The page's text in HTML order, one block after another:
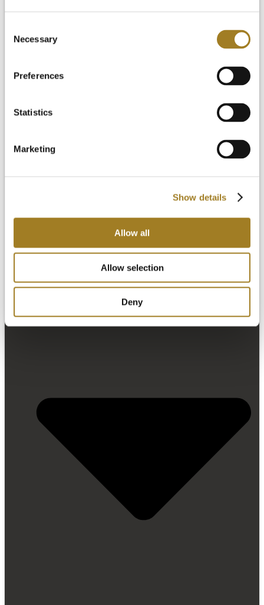
Selection
Necessary
Preferences
Statistics
Marketing
Show details
Allow all
Allow selection
Deny
资源